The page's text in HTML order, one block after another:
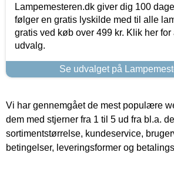
Lampemesteren.dk giver dig 100
følger en gratis lyskilde med til alle
gratis ved køb over 499 kr. Klik her for
udvalg.
Se udvalget på
Vi har gennemgået de mest populære
dem med stjerner fra 1 til 5 ud fra bl.a.
sortimentstørrelse, kundeservice,
betingelser, leveringsformer og